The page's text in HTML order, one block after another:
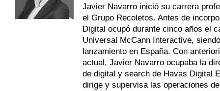
Javier Navarro inició su carrera
el Grupo Recoletos. Antes de
Digital ocupó durante cinco años el
Universal McCann Interactive,
lanzamiento en España. Con
actual, Javier Navarro ocupaba la
de digital y search de Havas Digital
dirige y supervisa las operaciones